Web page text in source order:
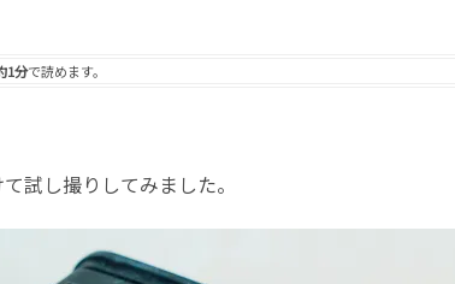
1分で読めます。
試し撮りしてみました。